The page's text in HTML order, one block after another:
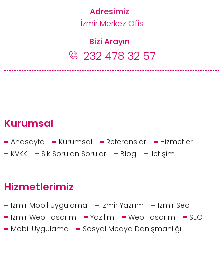
Kurumsal
Anasayfa Kurumsal Referanslar
Hizmetler
KVKK
Sık Sorulan Sorular Blog İletişim
Hizmetlerimiz
İzmir Mobil Uygulama İzmir Yazılım
İzmir Seo
İzmir Web Tasarım
Yazılım Web Tasarım
SEO
Mobil Uygulama
Sosyal Medya Danışmanlığı
Adresimiz
İzmir Merkez Ofis
Bizi Arayın
232 478 32 57